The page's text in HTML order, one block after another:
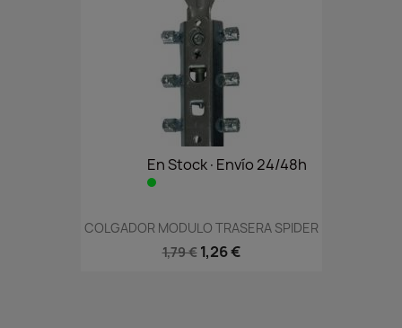
En Stock·Envío 24/48h
COLGADOR MODULO TRASERA SPIDER
1,79 € 1,26 €